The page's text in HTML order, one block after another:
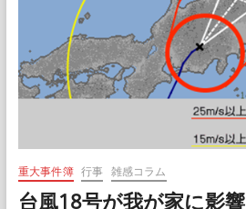
重大事件簿 行事 雑感コラム
台風18号が我が家に影響